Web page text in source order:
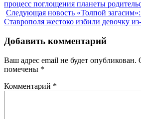
процесс поглощения планеты
Следующая новость «Толпой
Ставрополя жестоко избили девочку
Добавить комментарий
Ваш адрес email не будет опубликован.
помечены *
Комментарий *